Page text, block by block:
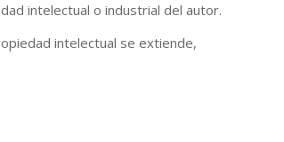
intelectual o industrial del autor.
intelectual se extiende,